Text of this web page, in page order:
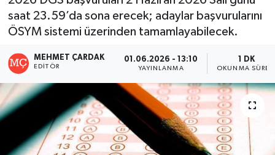
saat 23.59’da sona erecek; adaylar başvurularını
ÖSYM sistemi üzerinden tamamlayabilecek.
MEHMET ÇARDAK
EDITÖR
01.06.2026 - 13:10
YAYINLANMA
1 DK
OKUNMA